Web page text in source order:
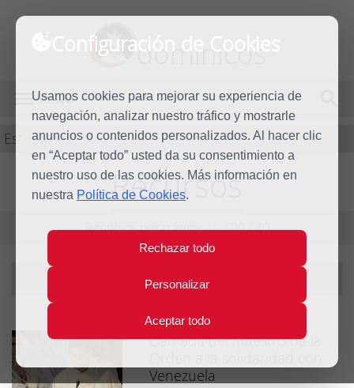
Configuración de Cookies
Usamos cookies para mejorar su experiencia de
navegación, analizar nuestro tráfico y mostrarle
anuncios o contenidos personalizados. Al hacer clic
en “Aceptar todo” usted da su consentimiento a
nuestro uso de las cookies. Más información en
nuestra Política de Cookies.
Rechazar todo
Personalizar
Aceptar todo
dominicos
MENÚ
Estudio
Recursos
Recursos por página:10/20/40
Filtrando por tema:solidaridad
Llamada del Maestro de la
Venezuela